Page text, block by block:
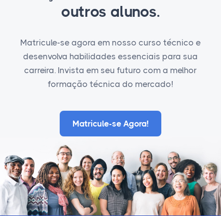
outros alunos.
Matricule-se agora em nosso curso técnico e
desenvolva habilidades essenciais para sua
carreira. Invista em seu futuro com a melhor
formação técnica do mercado!
Matricule-se Agora!